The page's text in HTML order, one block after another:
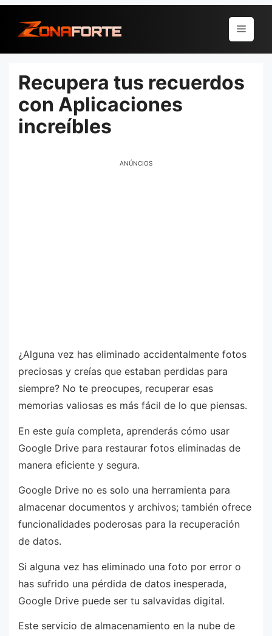
para
conteúdo
Menu
Recupera tus recuerdos
con Aplicaciones
increíbles
ANÚNCIOS
¿Alguna vez has eliminado accidentalmente fotos
preciosas y creías que estaban perdidas para
siempre? No te preocupes, recuperar esas
memorias valiosas es más fácil de lo que piensas.
En este guía completa, aprenderás cómo usar
Google Drive para restaurar fotos eliminadas de
manera eficiente y segura.
Google Drive no es solo una herramienta para
almacenar documentos y archivos; también ofrece
funcionalidades poderosas para la recuperación
de datos.
Si alguna vez has eliminado una foto por error o
has sufrido una pérdida de datos inesperada,
Google Drive puede ser tu salvavidas digital.
Este servicio de almacenamiento en la nube de